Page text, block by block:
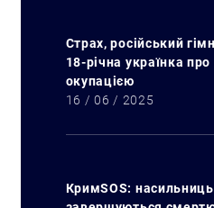
Страх, російський
18-річна українка
окупацією
16 / 06 / 2025
КримSOS: